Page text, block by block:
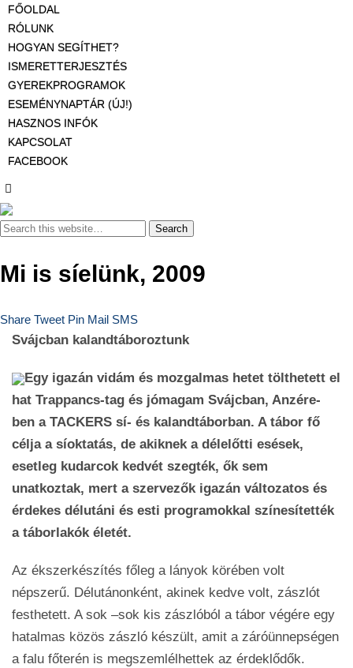
FŐOLDAL
RÓLUNK
HOGYAN SEGÍTHET?
ISMERETTERJESZTÉS
GYEREKPROGRAMOK
ESEMÉNYNAPTÁR (ÚJ!)
HASZNOS INFÓK
KAPCSOLAT
FACEBOOK
Mi is síelünk, 2009
Share Tweet Pin Mail SMS
Svájcban kalandtáboroztunk
Egy igazán vidám és mozgalmas hetet tölthetett el
hat Trappancs-tag és jómagam Svájcban, Anzére-
ben a TACKERS sí- és kalandtáborban. A tábor fő
célja a síoktatás, de akiknek a délelőtti esések,
esetleg kudarcok kedvét szegték, ők sem
unatkoztak, mert a szervezők igazán változatos és
érdekes délutáni és esti programokkal színesítették
a táborlakók életét.
Az ékszerkészítés főleg a lányok körében volt
népszerű. Délutánonként, akinek kedve volt, zászlót
festhetett. A sok –sok kis zászlóból a tábor végére egy
hatalmas közös zászló készült, amit a záróünnepségen
a falu főterén is megszemlélhettek az érdeklődők.